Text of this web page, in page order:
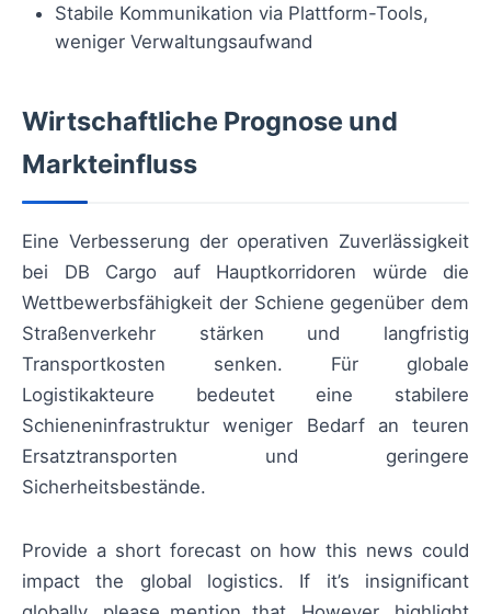
Stabile Kommunikation via Plattform-Tools,
weniger Verwaltungsaufwand
Wirtschaftliche Prognose und
Markteinfluss
Eine Verbesserung der operativen Zuverlässigkeit
bei DB Cargo auf Hauptkorridoren würde die
Wettbewerbsfähigkeit der Schiene gegenüber dem
Straßenverkehr stärken und langfristig
Transportkosten senken. Für globale
Logistikakteure bedeutet eine stabilere
Schieneninfrastruktur weniger Bedarf an teuren
Ersatztransporten und geringere
Sicherheitsbestände.
Provide a short forecast on how this news could
impact the global logistics. If it’s insignificant